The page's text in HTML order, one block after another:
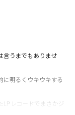
言うまでもありませ
に明るくウキウキする
LPレコードでまさかジ